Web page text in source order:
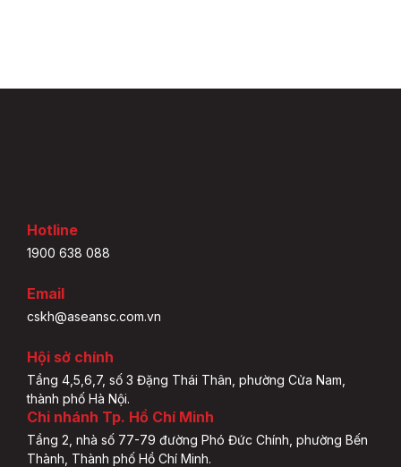
Hotline
1900 638 088
Email
cskh@aseansc.com.vn
Hội sở chính
Tầng 4,5,6,7, số 3 Đặng Thái Thân, phường Cửa Nam,
thành phố Hà Nội.
Chi nhánh Tp. Hồ Chí Minh
Tầng 2, nhà số 77-79 đường Phó Đức Chính, phường Bến
Thành, Thành phố Hồ Chí Minh.